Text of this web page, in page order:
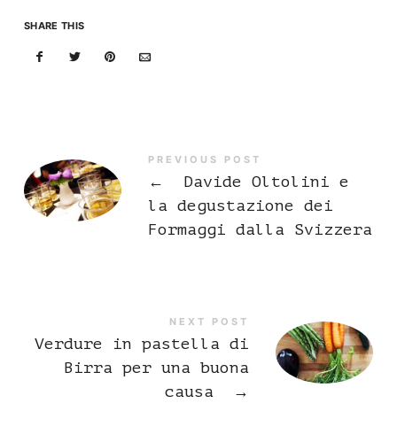
SHARE THIS
PREVIOUS POST
←
Davide Oltolini e
la degustazione dei
Formaggi dalla Svizzera
NEXT POST
Verdure in pastella di
Birra per una buona
causa
→